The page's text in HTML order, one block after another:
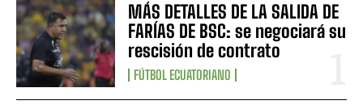
MÁS DETALLES DE LA SALIDA DE
FARÍAS DE BSC: se negociará su
rescisión de contrato
FÚTBOL ECUATORIANO